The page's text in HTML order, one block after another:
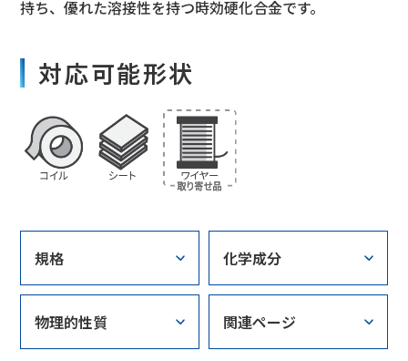
持ち、優れた溶接性を持つ時効硬化合金です。
対応可能形状
規格 化学成分
物理的性質 関連ページ